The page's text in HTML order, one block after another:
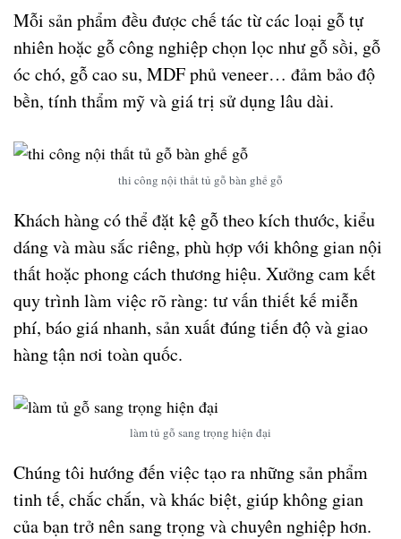
Mỗi sản phẩm đều được chế tác từ các loại gỗ tự
nhiên hoặc gỗ công nghiệp chọn lọc như gỗ sồi, gỗ
óc chó, gỗ cao su, MDF phủ veneer… đảm bảo độ
bền, tính thẩm mỹ và giá trị sử dụng lâu dài.
thi công nội thất tủ gỗ bàn ghế gỗ
Khách hàng có thểđặt kệ gỗ theo kích thước, kiểu
dáng và màu sắc riêng, phù hợp với không gian nội
thất hoặc phong cách thương hiệu. Xưởng cam kết
quy trình làm việc rõ ràng: tư vấn thiết kế miễn
phí, báo giá nhanh, sản xuất đúng tiến độ và giao
hàng tận nơi toàn quốc.
làm tủ gỗ sang trọng hiện đại
Chúng tôi hướng đến việc tạo ra những sản phẩm
tinh tế, chắc chắn, và khác biệt, giúp không gian
của bạn trở nên sang trọng và chuyên nghiệp hơn.